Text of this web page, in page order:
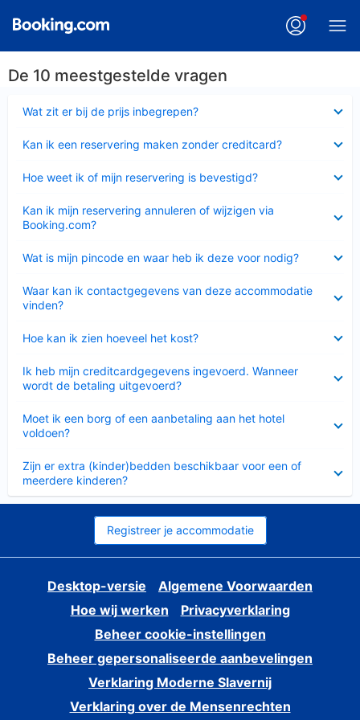
De 10 meestgestelde vragen
Wat zit er bij de prijs inbegrepen?
Kan ik een reservering maken zonder creditcard?
Hoe weet ik of mijn reservering is bevestigd?
Kan ik mijn reservering annuleren of wijzigen via
Booking.com?
Wat is mijn pincode en waar heb ik deze voor nodig?
Waar kan ik contactgegevens van deze accommodatie
vinden?
Hoe kan ik zien hoeveel het kost?
Ik heb mijn creditcardgegevens ingevoerd. Wanneer
wordt de betaling uitgevoerd?
Moet ik een borg of een aanbetaling aan het hotel
voldoen?
Zijn er extra (kinder)bedden beschikbaar voor een of
meerdere kinderen?
Registreer je accommodatie
Desktop-versie
Algemene Voorwaarden
Hoe wij werken
Privacyverklaring
Beheer cookie-instellingen
Beheer gepersonaliseerde aanbevelingen
Verklaring Moderne Slavernij
Verklaring over de Mensenrechten